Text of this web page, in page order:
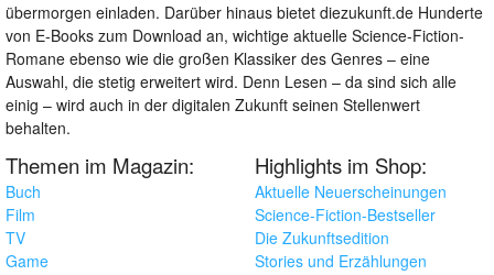
übermorgen einladen. Darüber hinaus bietet diezukunft.de Hunderte
von E-Books zum Download an, wichtige aktuelle Science-Fiction-
Romane ebenso wie die großen Klassiker des Genres – eine
Auswahl, die stetig erweitert wird. Denn Lesen – da sind sich alle
einig – wird auch in der digitalen Zukunft seinen Stellenwert
behalten.
Themen im Magazin:
Buch
Film
TV
Game
Highlights im Shop:
Aktuelle Neuerscheinungen
Science-Fiction-Bestseller
Die Zukunftsedition
Stories und Erzählungen